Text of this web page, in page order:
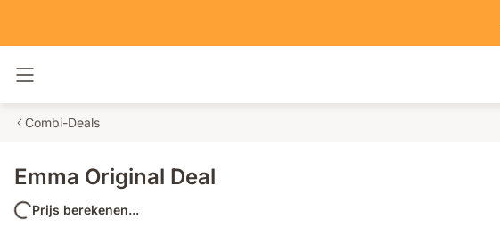
Combi-Deals
Emma Original Deal
Prijs berekenen...